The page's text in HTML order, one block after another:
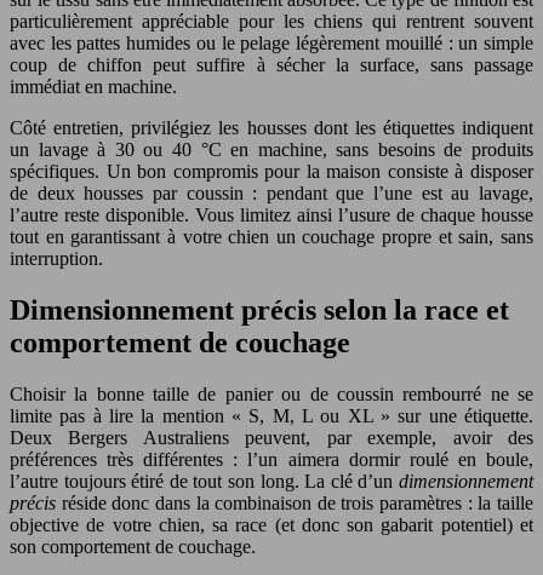
particulièrement appréciable pour les chiens qui rentrent souvent
avec les pattes humides ou le pelage légèrement mouillé : un simple
coup de chiffon peut suffire à sécher la surface, sans passage
immédiat en machine.
Côté entretien, privilégiez les housses dont les étiquettes indiquent
un lavage à 30 ou 40 °C en machine, sans besoins de produits
spécifiques. Un bon compromis pour la maison consiste à disposer
de deux housses par coussin : pendant que l’une est au lavage,
l’autre reste disponible. Vous limitez ainsi l’usure de chaque housse
tout en garantissant à votre chien un couchage propre et sain, sans
interruption.
Dimensionnement précis selon la race et
comportement de couchage
Choisir la bonne taille de panier ou de coussin rembourré ne se
limite pas à lire la mention « S, M, L ou XL » sur une étiquette.
Deux Bergers Australiens peuvent, par exemple, avoir des
préférences très différentes : l’un aimera dormir roulé en boule,
l’autre toujours étiré de tout son long. La clé d’un dimensionnement
précis réside donc dans la combinaison de trois paramètres : la taille
objective de votre chien, sa race (et donc son gabarit potentiel) et
son comportement de couchage.